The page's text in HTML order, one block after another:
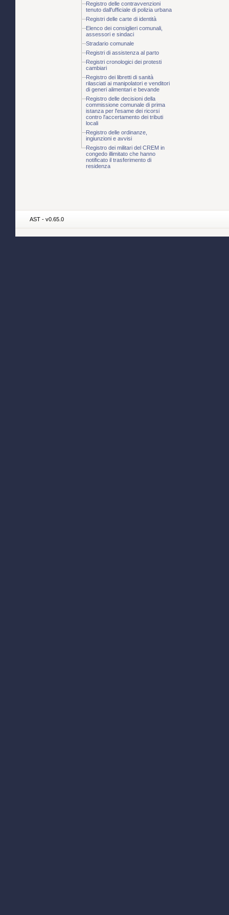
Registro delle contravvenzioni
tenuto dall'ufficiale di polizia urbana
Registri delle carte di identità
Elenco dei consiglieri comunali,
assessori e sindaci
Stradario comunale
Registri di assistenza al parto
Registri cronologici dei protesti
cambiari
Registro dei libretti di sanità
rilasciati ai manipolatori e venditori
di generi alimentari e bevande
Registro delle decisioni della
commissione comunale di prima
istanza per l'esame dei ricorsi
contro l'accertamento dei tributi
locali
Registro delle ordinanze,
ingiunzioni e avvisi
Registro dei militari del CREM in
congedo illimitato che hanno
notificato il trasferimento di
residenza
AST - v0.65.0